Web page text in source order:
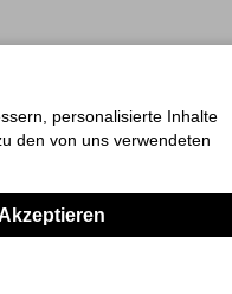
03.12.2025
Wer
personalisierte Inhalte
den von uns verwendeten